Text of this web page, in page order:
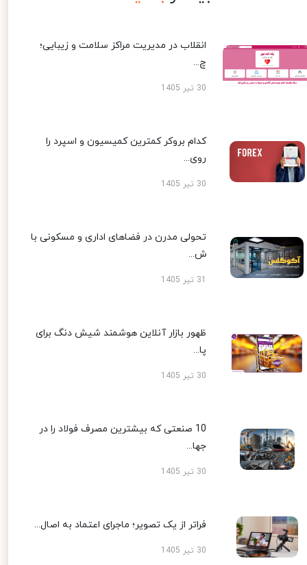
انقلاب در مدیریت مراکز سلامت و زیبایی؛
چ...
30 تیر 1405
کدام بروکر کمترین کمیسیون و اسپرد را
روی...
30 تیر 1405
تحولی مدرن در فضاهای اداری و مسکونی با
ش...
ظهور بازار آنلاین هوشمند شیش دنگ برای
پا...
30 تیر 1405
10 صنعتی که بیشترین مصرف فولاد را در
جها...
30 تیر 1405
فراتر از یک تصویر؛ ماجرای اعتماد به اصال...
30 تیر 1405